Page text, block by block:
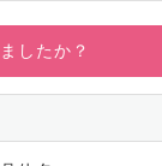
したか？